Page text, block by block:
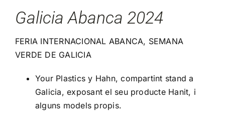
Projectes Realitzats
Galicia Abanca 2024
FERIA INTERNACIONAL ABANCA, SEMANA
VERDE DE GALICIA
Your Plastics y Hahn, compartint stand a
Galicia, exposant el seu producte Hanit, i
alguns models propis.